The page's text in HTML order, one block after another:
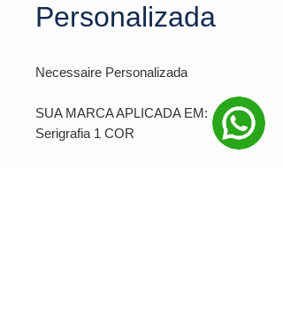
Personalizada
Necessaire Personalizada
SUA MARCA APLICADA EM:
Serigrafia 1 COR